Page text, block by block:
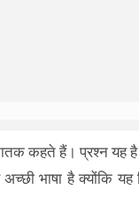
कहते हैं। प्रश्न यह
भाषा है क्योंकि यह